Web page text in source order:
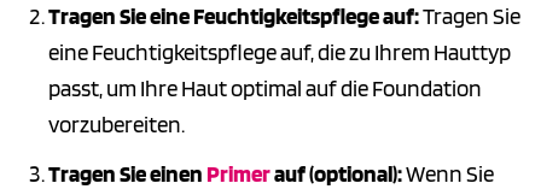
Tragen Sie eine Feuchtigkeitspflege auf:Tragen Sie
eine Feuchtigkeitspflege auf, die zu Ihrem Hauttyp
passt, um Ihre Haut optimal auf die Foundation
vorzubereiten.
Tragen Sie einenPrimerauf (optional):Wenn Sie